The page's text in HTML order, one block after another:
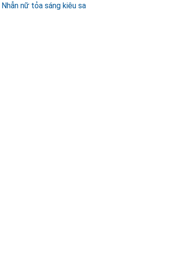
Nhẫn nữ tỏa sáng kiêu sa